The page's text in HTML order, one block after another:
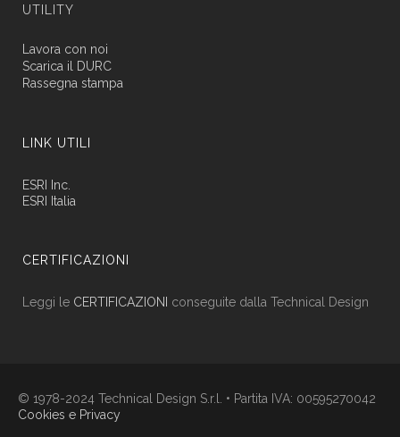
UTILITY
Lavora con noi
Scarica il DURC
Rassegna stampa
LINK UTILI
ESRI Inc.
ESRI Italia
CERTIFICAZIONI
Leggi le CERTIFICAZIONI conseguite dalla Technical Design
© 1978-2024 Technical Design S.r.l. • Partita IVA: 00595270042
Cookies e Privacy